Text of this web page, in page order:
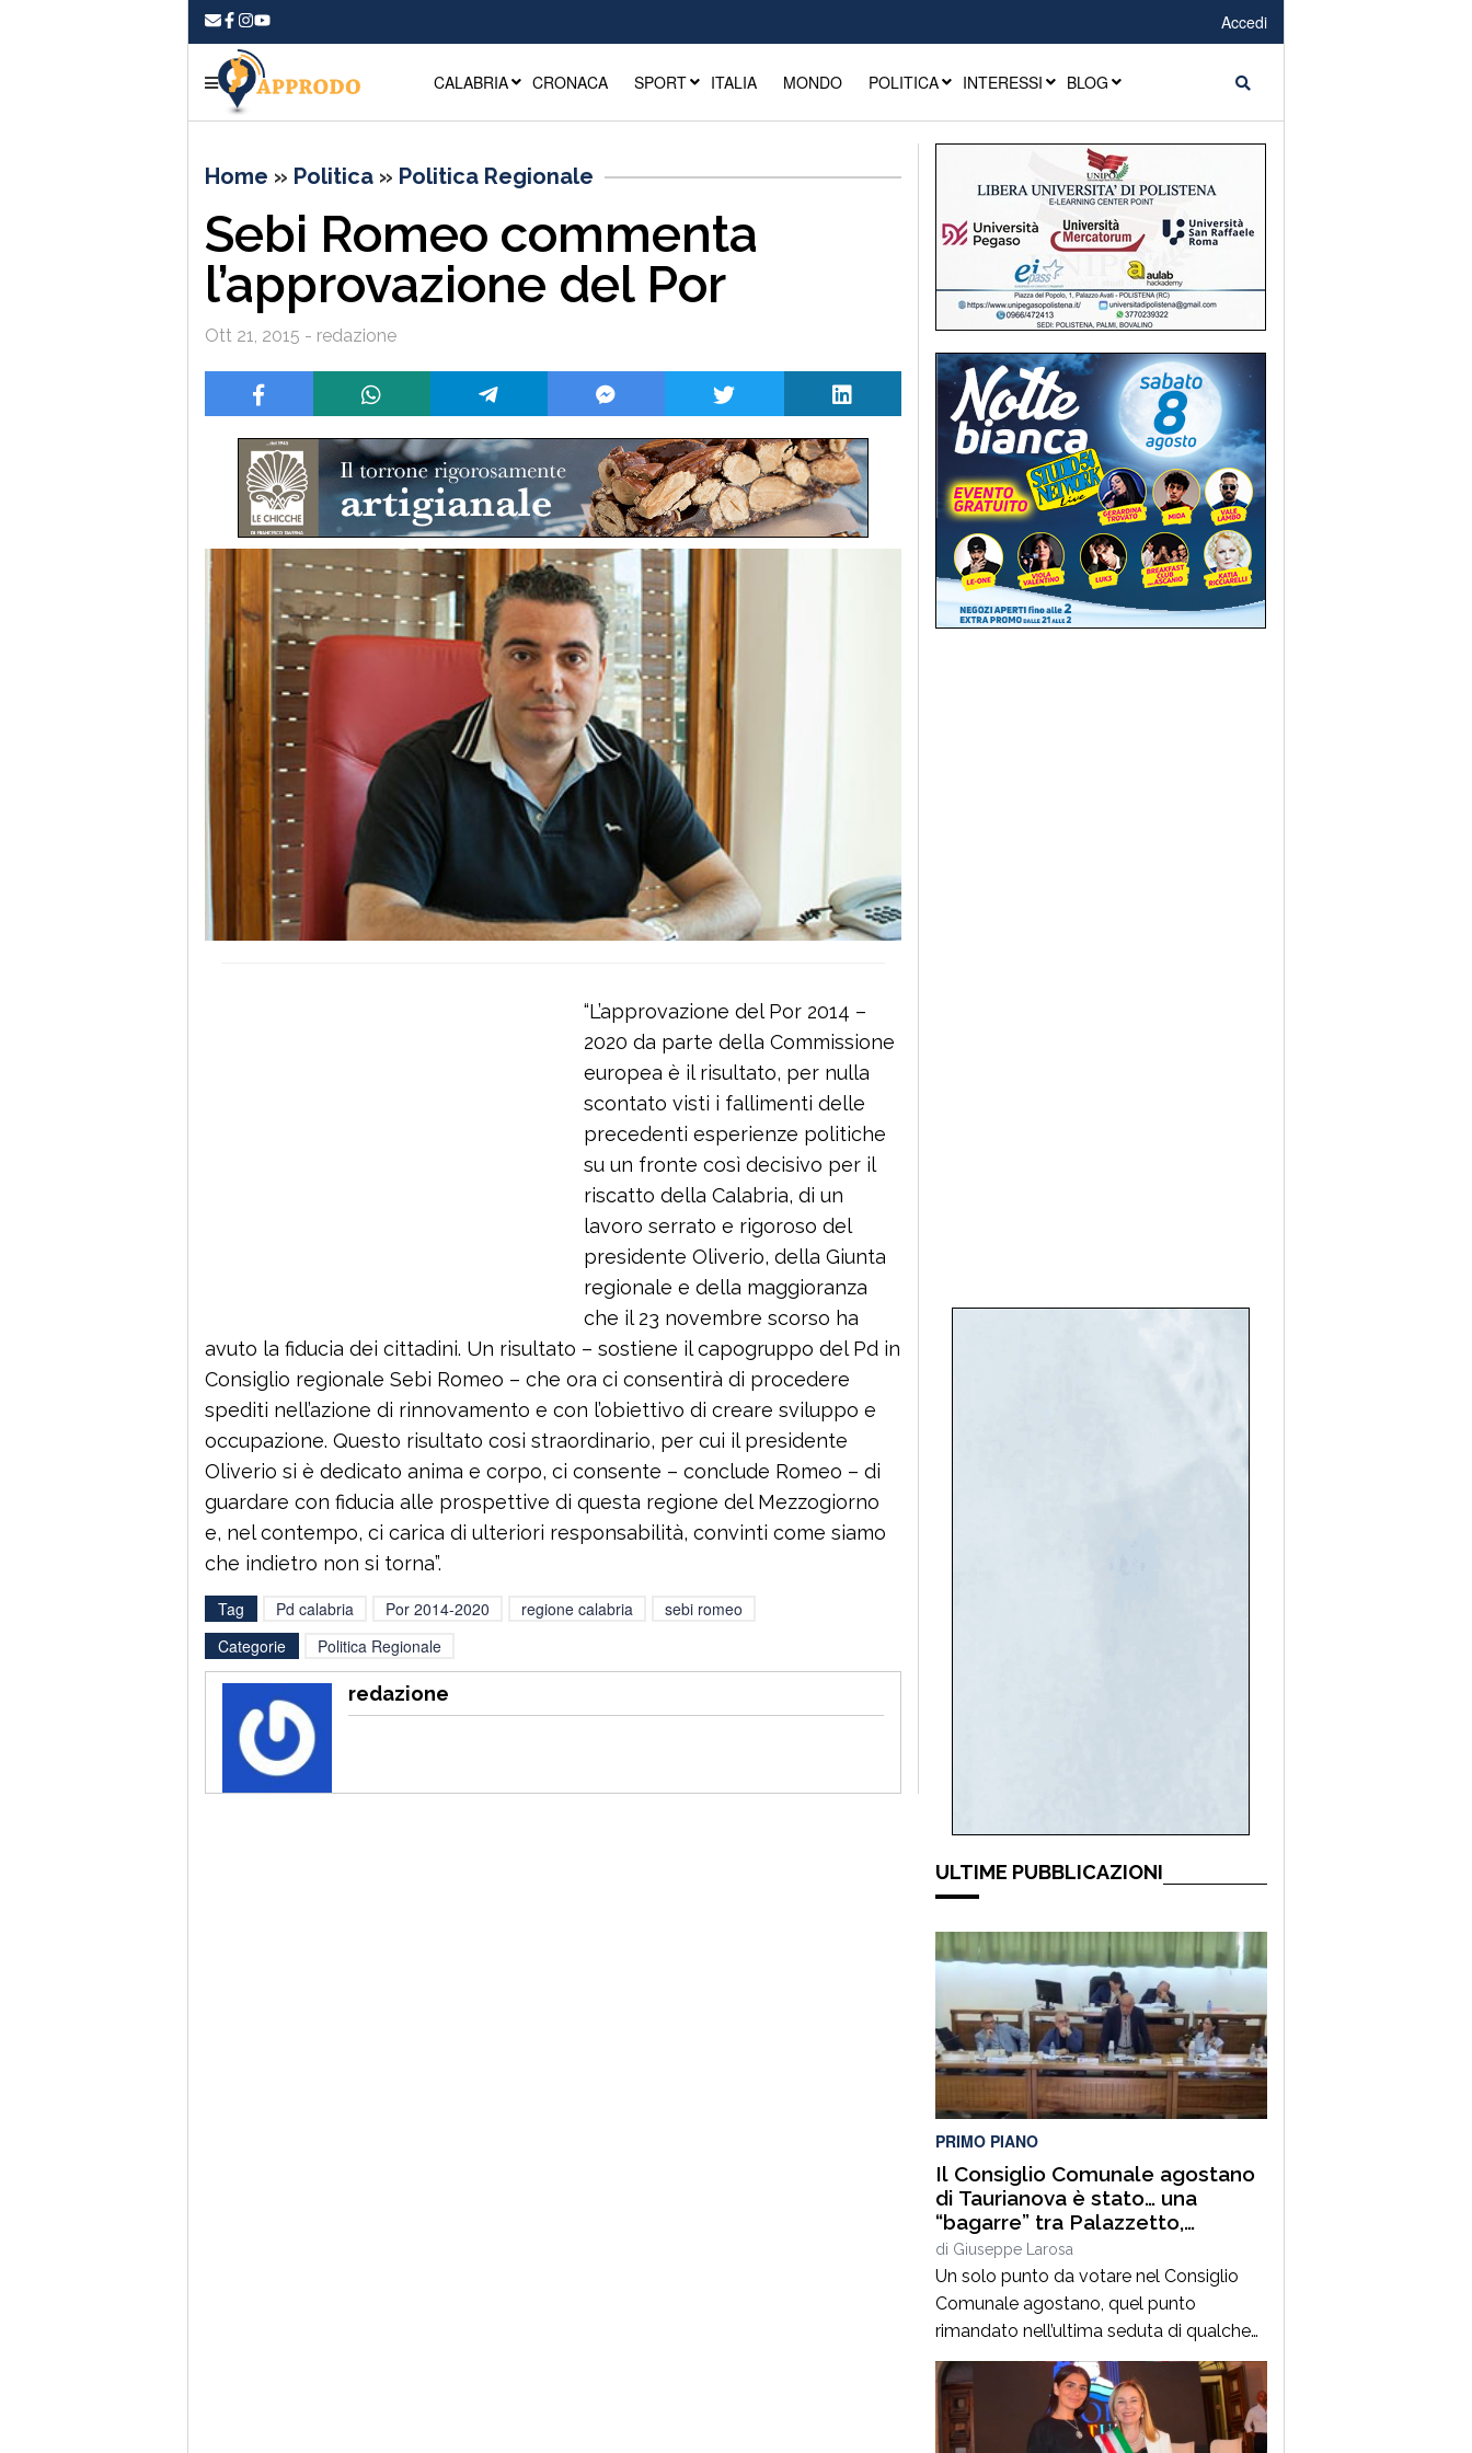
Accedi
CALABRIA CRONACA SPORT ITALIA MONDO POLITICA INTERESSI BLOG
Home » Politica » Politica Regionale
Sebi Romeo commenta
l’approvazione del Por
Ott 21, 2015 - redazione
“L’approvazione del Por 2014 –
2020 da parte della Commissione
europea è il risultato, per nulla
scontato visti i fallimenti delle
precedenti esperienze politiche
su un fronte così decisivo per il
riscatto della Calabria, di un
lavoro serrato e rigoroso del
presidente Oliverio, della Giunta
regionale e della maggioranza
che il 23 novembre scorso ha
avuto la fiducia dei cittadini. Un risultato – sostiene il capogruppo del Pd in
Consiglio regionale Sebi Romeo – che ora ci consentirà di procedere
spediti nell’azione di rinnovamento e con l’obiettivo di creare sviluppo e
occupazione. Questo risultato cosi straordinario, per cui il presidente
Oliverio si è dedicato anima e corpo, ci consente – conclude Romeo – di
guardare con fiducia alle prospettive di questa regione del Mezzogiorno
e, nel contempo, ci carica di ulteriori responsabilità, convinti come siamo
che indietro non si torna”.
Tag Pd calabria Por 2014-2020 regione calabria
sebi romeo
Categorie
Politica Regionale
redazione
ULTIME PUBBLICAZIONI
PRIMO PIANO
Il Consiglio Comunale agostano
di Taurianova è stato… una
“bagarre” tra Palazzetto,
semafori e riscossione tributi. E
meno male che era un solo
punto!
di Giuseppe Larosa
Un solo punto da votare nel Consiglio
Comunale agostano, quel punto
rimandato nell’ultima seduta di qualche
giorno fa. Si tratta della “Salvaguardia
degli equilibri e assestamento generale
di bilancio- Esercizio 2026”. Ma è sulla
discussione nei “preliminari” che si gioca